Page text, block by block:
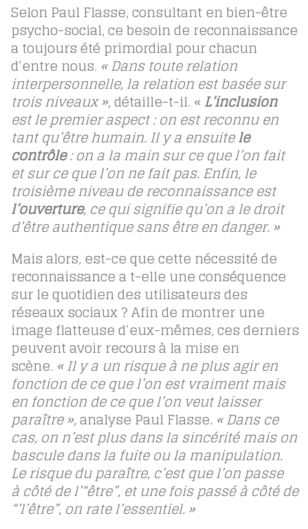
Selon Paul Flasse, consultant en bien-être
psycho-social, ce besoin de reconnaissance
a toujours été primordial pour chacun
d’entre nous. « Dans toute relation
interpersonnelle, la relation est basée sur
trois niveaux »,détaille-t-il. « L’inclusion
est le premier aspect : on est reconnu en
tant qu’être humain. Il y a ensuitele
contrôle: on a la main sur ce que l’on fait
et sur ce que l’on ne fait pas. Enfin, le
troisième niveau de reconnaissance est
l’ouverture, ce qui signifie qu’on a le droit
d’être authentique sans être en danger. »
Mais alors, est-ce que cette nécessité de
reconnaissance a t-elle une conséquence
sur le quotidien des utilisateurs des
réseaux sociaux ? Afin de montrer une
image flatteuse d’eux-mêmes, ces derniers
peuvent avoir recours à la mise en
scène. « Il y a un risque à ne plus agir en
fonction de ce que l’on est vraiment mais
en fonction de ce que l’on veut laisser
paraître »,analyse Paul Flasse. « Dans ce
cas, on n’est plus dans la sincérité mais on
bascule dans la fuite ou la manipulation.
Le risque du paraître, c’est que l’on passe
à côté de l’“être”, et une fois passé à côté de
“’l’être”, on rate l’essentiel. »